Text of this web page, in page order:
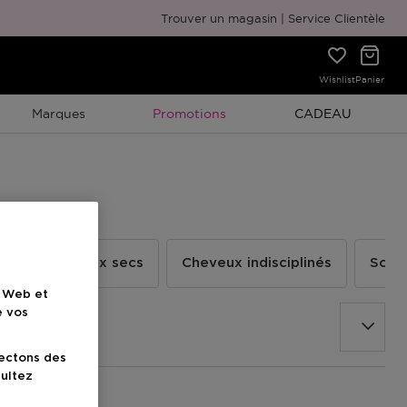
Emballage cadeau gratuit
Trouver un magasin Service Clientèle
WishlistPanier
Marques Promotion À Durée Limitée
Promotions Promotion À
CADEAU
Cheveux secs Cheveux indisciplinés
et
vos
des